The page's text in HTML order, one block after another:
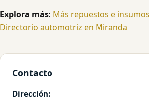
Explora más: Más repuestos e
Directorio automotriz en Miranda
Contacto
Dirección: